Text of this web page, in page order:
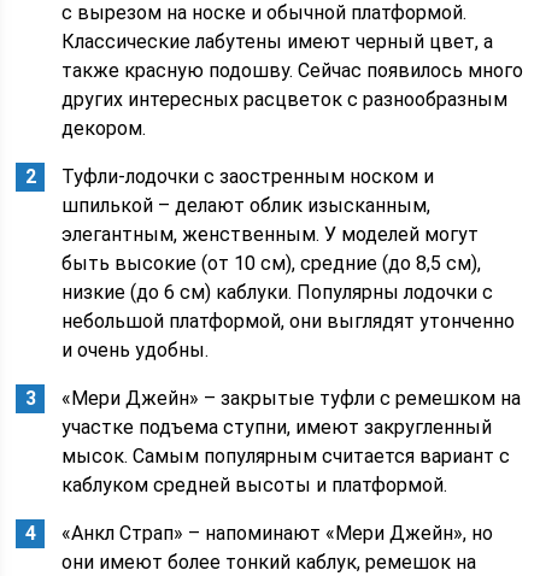
с вырезом на носке и обычной платформой.
Классические лабутены имеют черный цвет, а
также красную подошву. Сейчас появилось много
других интересных расцветок с разнообразным
декором.
Туфли-лодочки с заостренным носком и
шпилькой – делают облик изысканным,
элегантным, женственным. У моделей могут
быть высокие (от 10 см), средние (до 8,5 см),
низкие (до 6 см) каблуки. Популярны лодочки с
небольшой платформой, они выглядят утонченно
и очень удобны.
«Мери Джейн» – закрытые туфли с ремешком на
участке подъема ступни, имеют закругленный
мысок. Самым популярным считается вариант с
каблуком средней высоты и платформой.
«Анкл Страп» – напоминают «Мери Джейн», но
они имеют более тонкий каблук, ремешок на